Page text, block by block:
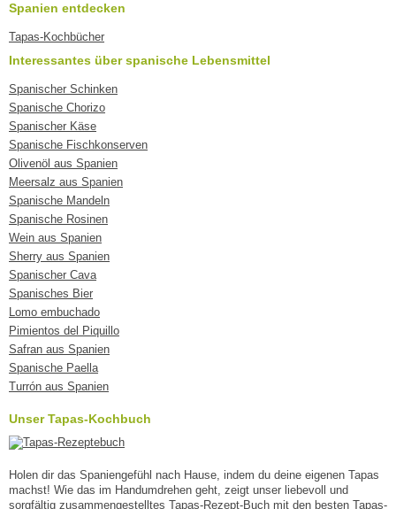
Spanien entdecken
Tapas-Kochbücher
Interessantes über spanische Lebensmittel
Spanischer Schinken
Spanische Chorizo
Spanischer Käse
Spanische Fischkonserven
Olivenöl aus Spanien
Meersalz aus Spanien
Spanische Mandeln
Spanische Rosinen
Wein aus Spanien
Sherry aus Spanien
Spanischer Cava
Spanisches Bier
Lomo embuchado
Pimientos del Piquillo
Safran aus Spanien
Spanische Paella
Turrón aus Spanien
Unser Tapas-Kochbuch
Holen dir das Spaniengefühl nach Hause, indem du deine eigenen Tapas
machst! Wie das im Handumdrehen geht, zeigt unser liebevoll und
sorgfältig zusammengestelltes Tapas-Rezept-Buch mit den besten Tapas-